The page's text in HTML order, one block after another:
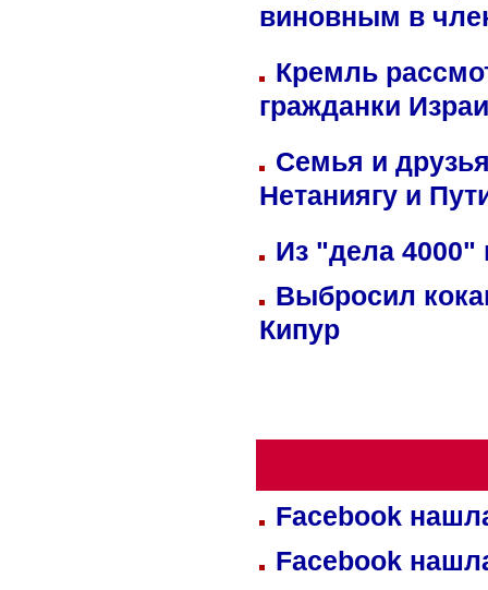
виновным в
Кремль
гражданки
Семья и
Нетаниягу и
Из "дела 4000"
Выбросил
Кипур
Facebook
Facebook